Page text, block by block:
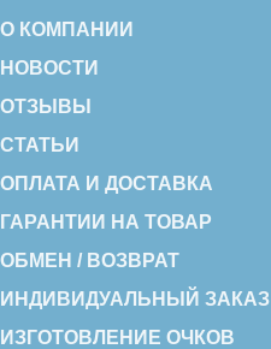
О КОМПАНИИ
НОВОСТИ
ОТЗЫВЫ
СТАТЬИ
ОПЛАТА И ДОСТАВКА
ГАРАНТИИ НА ТОВАР
ОБМЕН / ВОЗВРАТ
ИНДИВИДУАЛЬНЫЙ ЗАКАЗ
ИЗГОТОВЛЕНИЕ ОЧКОВ